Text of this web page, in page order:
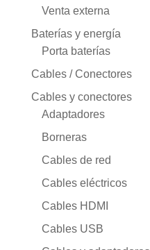
Venta externa
Baterías y energía
Porta baterías
Cables / Conectores
Cables y conectores
Adaptadores
Borneras
Cables de red
Cables eléctricos
Cables HDMI
Cables USB